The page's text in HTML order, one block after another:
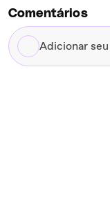
Comentários
Adicionar
seu